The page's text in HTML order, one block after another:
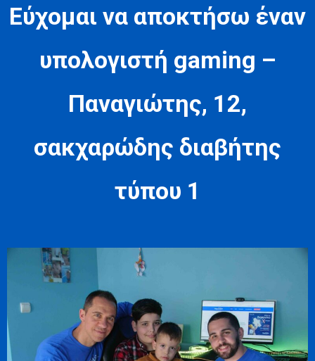
Εύχομαι να αποκτήσω έναν
υπολογιστή gaming –
Παναγιώτης, 12,
σακχαρώδης διαβήτης
τύπου 1